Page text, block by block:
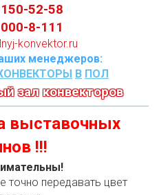
52-58
8-111
konvektor.ru
менеджеров:
В ПОЛ
зал конвекторов
выставочных
!!!
точно передавать цвет